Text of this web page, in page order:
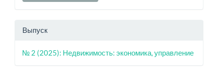
Выпуск
№ 2 (2025): Недвижимость: экономика, управление